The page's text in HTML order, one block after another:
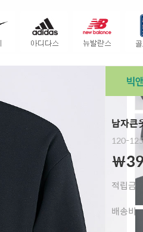
남자
120-
￦
적립금
배송비